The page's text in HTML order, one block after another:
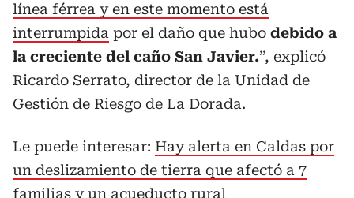
línea férrea y en este momento está
interrumpida por el daño que hubo debido a
la creciente del caño San Javier.”, explicó
Ricardo Serrato, director de la Unidad de
Gestión de Riesgo de La Dorada.
Le puede interesar: Hay alerta en Caldas por
un deslizamiento de tierra que afectó a 7
familias y un acueducto rural